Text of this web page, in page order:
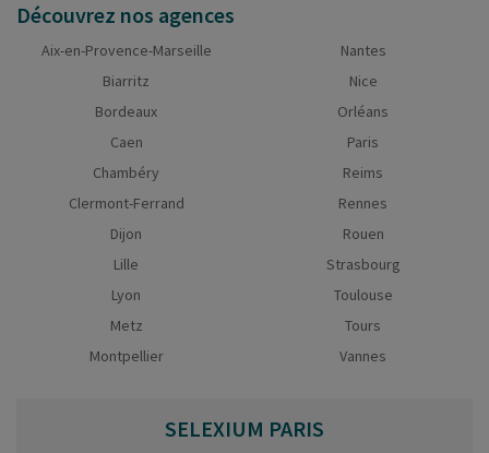
Découvrez nos agences
Aix-en-Provence-Marseille
Biarritz
Bordeaux
Caen
Chambéry
Clermont-Ferrand
Dijon
Lille
Lyon
Metz
Montpellier
Nantes
Nice
Orléans
Paris
Reims
Rennes
Rouen
Strasbourg
Toulouse
Tours
Vannes
SELEXIUM PARIS